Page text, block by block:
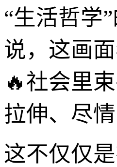
“生活哲学
说，这画
🔥社会里
拉伸、尽
这不仅仅